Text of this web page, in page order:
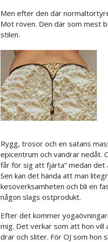
Men efter den där
Mot röven. Den där som mest
stilen.
Rygg, trosor och en satans
epicentrum och vandrar nedåt.
får för sig att fjärta” medan det
Sen kan det hända att man
kesoverksamheten och bli en
någon slags ostprodukt.
Efter det kommer
mig. Det verkar som att hon vill
drar och sliter. För OJ som hon